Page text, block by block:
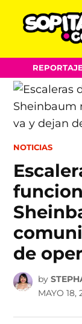
Skip
to
content
POSTED
NOTICIAS
de
by
MAYO 18,